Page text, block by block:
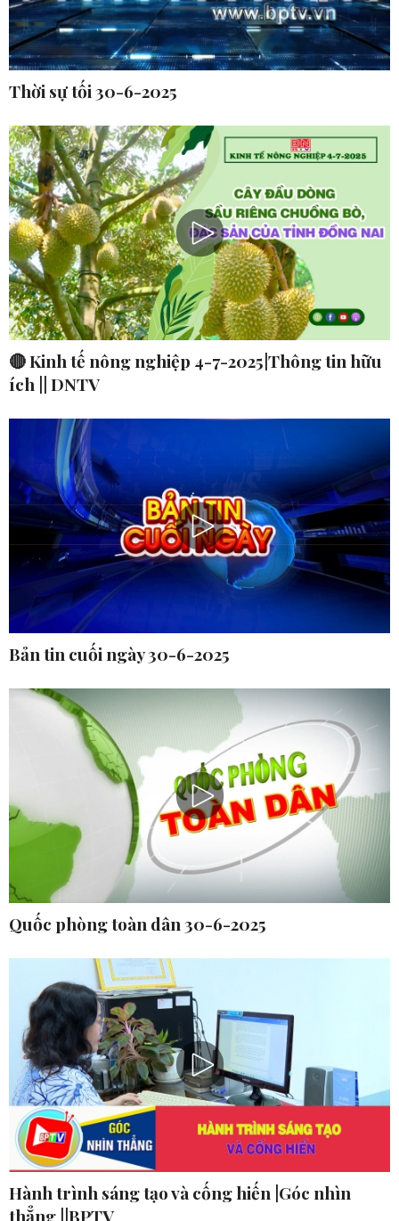
Thời sự tối 30-6-2025
🔴 Kinh tế nông nghiệp 4-7-2025|Thông tin hữu
ích || DNTV
Bản tin cuối ngày 30-6-2025
Quốc phòng toàn dân 30-6-2025
Hành trình sáng tạo và cống hiến |Góc nhìn
thẳng ||BPTV